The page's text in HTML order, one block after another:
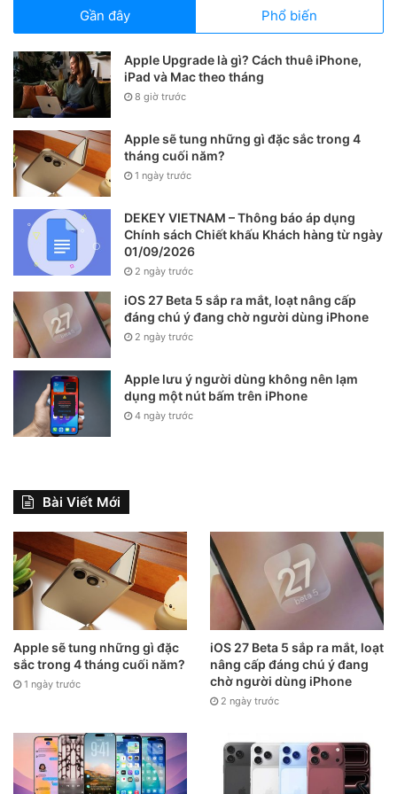
Reno4 Pro 5G
Reno4 Pro 5G 2020 Summer Custom Edition
Reno4 Pro 5G Artist Limited Edition
Reno4 5G
Reno4 SE 5G
Reno3 Pro 5G
Reno3 Pro 5G Classic Blue Custom Edition
Reno3 5G
Reno3 vitality version
K9 Pro 5G
K7
K7x
A93s 5G
A92s 5G
A72 5G
A55 5G
Gần đây Phổ biến
Apple Upgrade là gì? Cách thuê iPhone,
iPad và Mac theo tháng
8 giờ trước
Apple sẽ tung những gì đặc sắc trong 4
tháng cuối năm?
1 ngày trước
DEKEY VIETNAM – Thông báo áp dụng
Chính sách Chiết khấu Khách hàng từ ngày
01/09/2026
2 ngày trước
iOS 27 Beta 5 sắp ra mắt, loạt nâng cấp
đáng chú ý đang chờ người dùng iPhone
2 ngày trước
Apple lưu ý người dùng không nên lạm
dụng một nút bấm trên iPhone
4 ngày trước
Bài Viết Mới
Apple sẽ tung những gì đặc
sắc trong 4 tháng cuối năm?
1 ngày trước
iOS 27 Beta 5 sắp ra mắt, loạt
nâng cấp đáng chú ý đang
chờ người dùng iPhone
2 ngày trước